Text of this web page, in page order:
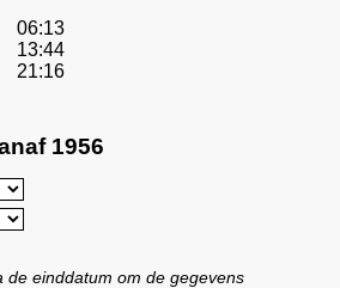
06:13
13:44
21:16
1956
de einddatum om de gegevens